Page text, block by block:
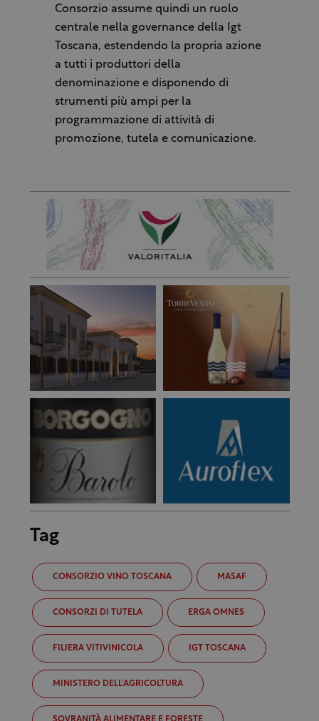
Consorzio assume quindi un ruolo
centrale nella governance della Igt
Toscana, estendendo la propria azione
a tutti i produttori della
denominazione e disponendo di
strumenti più ampi per la
programmazione di attività di
promozione, tutela e comunicazione.
Tag
CONSORZIO VINO TOSCANA MASAF
CONSORZI DI TUTELA ERGA OMNES
FILIERA VITIVINICOLA IGT TOSCANA
MINISTERO DELL'AGRICOLTURA
SOVRANITÀ ALIMENTARE E FORESTE